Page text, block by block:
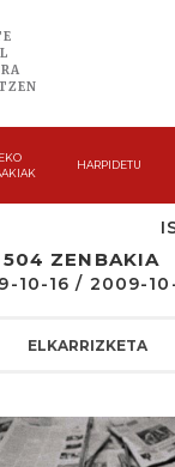
HARPIDETU
504 ZENBAKIA
10-16 / 2009-
ELKARRIZKETA